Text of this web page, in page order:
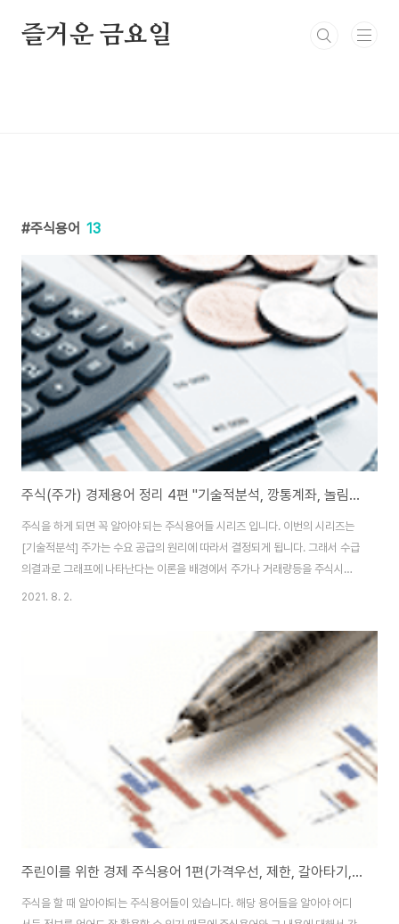
즐거운 금요일
주식용어 13
주식(주가) 경제용어 정리 4편 "기술적분석, 깡통계좌, 놀림목 등" [주식용어편]
주식을 하게 되면 꼭 알아야 되는 주식용어들 시리즈 입니다. 이번의 시리즈는
[기술적분석] 주가는 수요 공급의 원리에 따라서 결정되게 됩니다. 그래서 수급
의결과로 그래프에 나타난다는 이론을 배경에서 주가나 거래량등을 주식시장
에 나타난 과거에 있는 데이터들을 기초로 해서 미래주가를 예측하는 기법이라
구입하게 되는 경우에 투자했던 회사들이 부도가 나게 된다던지 파산을 하게
되면 증권회사에 빛 뿐이 남지 않게 됩니다. 이런 계좌들을 깡통계좌라고 할 수
있습니다. [놀림목] 주가상승이 된다음에 조정국면을 보이는 것으로는 바닥을
확인한 주가가 거래량등의 증가와 같이 수일이나 수주간의 단기 급등한 다음
차익 매울을 소화하기 위하여 단기조정..
2021. 8. 2.
주린이를 위한 경제 주식용어 1편(가격우선, 제한, 갈아타기,감리종목) [주식용어편]
주식을 할 때 알아야되는 주식용어들이 있습니다. 해당 용어들을 알아야 어디